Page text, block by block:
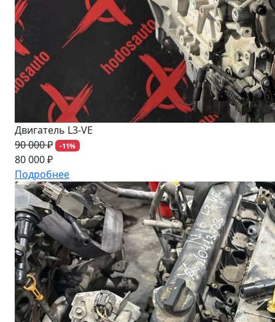
Двигатель L3-VE
90 000 ₽
-11%
80 000 ₽
Подробнее